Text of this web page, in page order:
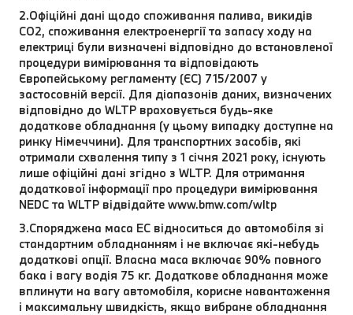
2.Офіційні дані щодо споживання палива, викидів
CO2, споживання електроенергії та запасу ходу на
електриці були визначені відповідно до встановленої
процедури вимірювання та відповідають
Європейському регламенту (ЄС) 715/2007 у
застосовній версії. Для діапазонів даних, визначених
відповідно до WLTP враховується будь-яке
додаткове обладнання (у цьому випадку доступне на
ринку Німеччини). Для транспортних засобів, які
отримали схвалення типу з 1 січня 2021 року, існують
лише офіційні дані згідно з WLTP. Для отримання
додаткової інформації про процедури вимірювання
NEDC та WLTP відвідайте www.bmw.com/wltp
3.Споряджена маса EC відноситься до автомобіля зі
стандартним обладнанням і не включає які-небудь
додаткові опції. Власна маса включає 90% повного
бака і вагу водія 75 кг. Додаткове обладнання може
вплинути на вагу автомобіля, корисне навантаження
і максимальну швидкість, якщо вибране обладнання